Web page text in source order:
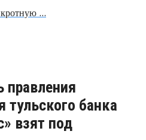
…
правления
тульского банка
взят под